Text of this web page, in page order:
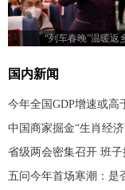
“列车春晚”温暖返
国内新闻
今年全国GDP增速或高
中国商家掘金“生肖经
省级两会密集召开 班
五问今年首场寒潮：是